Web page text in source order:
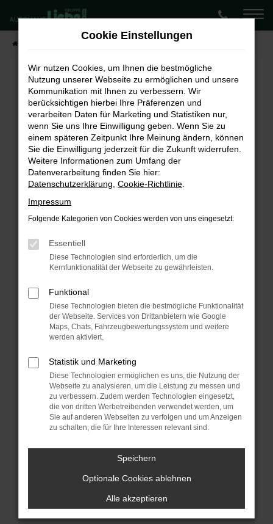
Zum
Hauptinhalt
springen
Lagerwagen-Angebote
Fehler: Network Error
Beim Laden ist ein Fehler aufgetreten.
Hier sind ein paar Tipps, die dir helfen können:
Überprüfe deine Firewall und deine
Internetverbindung.
Laden andere Webseiten, zum Beispiel deine
Suchmaschine?
Prüfe deine Browsererweiterungen.
können das Laden bestimmter Seiten
verhindern. Funktioniert die Seite in einem
anderen Browser oder in einem privaten
Starte dein Gerät neu.
Das kann manchmal helfen, vorübergehende
Probleme zu beheben.
Betriebssystem auf dem neuesten Stand
sind.
Veraltete Software birgt nicht nur ein
Sicherheitsrisiko, sondern kann auch dazu
führen, dass bestimmte Funktionen nicht mehr
unterstützt werden.
Wenn du alle oben genannten Schritte versucht
versuchen, das Problem zu beheben. Du kannst
uns diesen Text schicken, um uns bei der
Fehlersuche zu unterstützen:
Cookie Einstellungen
Wir nutzen Cookies, um Ihnen die bestmögliche
Nutzung unserer Webseite zu ermöglichen und unsere
Kommunikation mit Ihnen zu verbessern. Wir
berücksichtigen hierbei Ihre Präferenzen und
verarbeiten Daten für Marketing und Statistiken nur,
wenn Sie uns Ihre Einwilligung geben. Wenn Sie zu
einem späteren Zeitpunkt Ihre Meinung ändern, können
Sie die Einwilligung jederzeit für die Zukunft widerrufen.
Weitere Informationen zum Umfang der
Datenverarbeitung finden Sie hier:
Datenschutzerklärung Cookie-Richtlinie
Impressum
Folgende Kategorien von Cookies werden von uns eingesetzt:
Essentiell
Diese Technologien sind erforderlich, um die
Kernfunktionalität der Webseite zu gewährleisten.
Funktional
Diese Technologien bieten die bestmögliche Funktionalität
der Webseite. Services von Drittanbietern wie Google
Maps, Chats, Fahrzeugbewertungssystem und weitere
werden aktiviert.
Statistik und Marketing
Diese Technologien ermöglichen es uns, die Nutzung der
Webseite zu analysieren, um die Leistung zu messen und
zu verbessern. Zudem werden Technologien eingesetzt,
die von dritten Werbetreibenden verwendet werden, um
Sie auf anderen Webseiten zu verfolgen und um Anzeigen
zu schalten, die für Ihre Interessen relevant sind.
Speichern
Optionale Cookies ablehnen
Alle akzeptieren